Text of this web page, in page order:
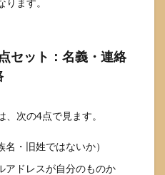
ます。
セット：名義・連絡
次の4点で見ます。
・旧姓ではないか）
アドレスが自分のものか